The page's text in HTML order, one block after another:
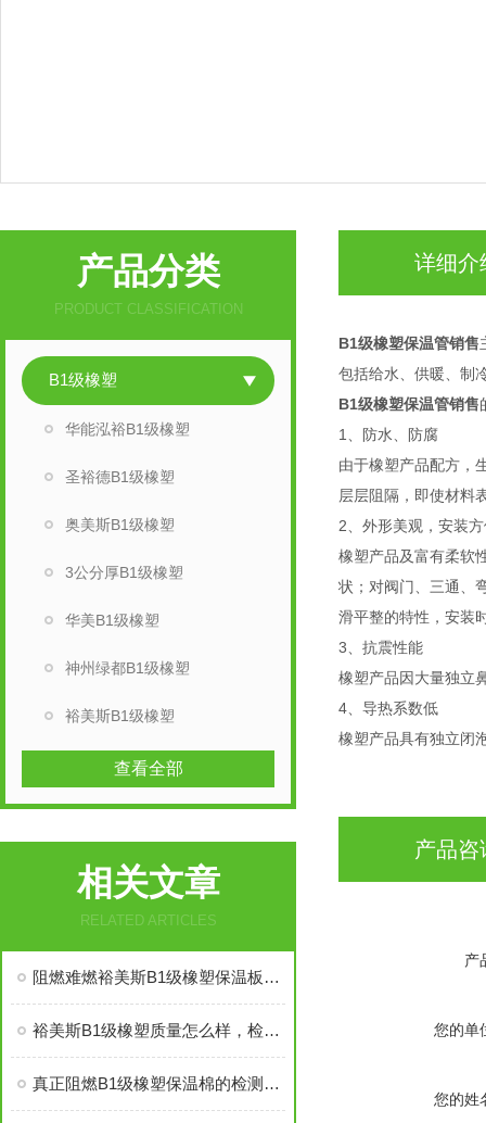
产品分类
PRODUCT CLASSIFICATION
B1级橡塑
华能泓裕B1级橡塑
圣裕德B1级橡塑
奥美斯B1级橡塑
3公分厚B1级橡塑
华美B1级橡塑
神州绿都B1级橡塑
裕美斯B1级橡塑
查看全部
相关文章
RELATED ARTICLES
阻燃难燃裕美斯B1级橡塑保温板管的八大优势
裕美斯B1级橡塑质量怎么样，检测复试能过吗
真正阻燃B1级橡塑保温棉的检测标准及技术指标
详细介
B1级橡塑保温管销售
包括给水、供暖、制
B1级橡塑保温管销售
1、防水、防腐
由于橡塑产品配方，
层层阻隔，即使材料
2、外形美观，安装
橡塑产品及富有柔软
状；对阀门、三通、
滑平整的特性，安装
3、抗震性能
橡塑产品因大量独立
4、导热系数低
橡塑产品具有独立闭
产品咨
产
您的单
您的姓